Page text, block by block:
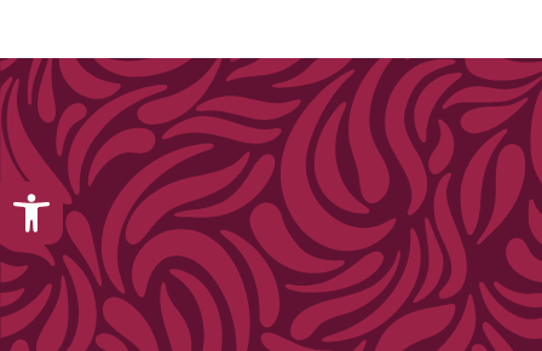
Open toolbar